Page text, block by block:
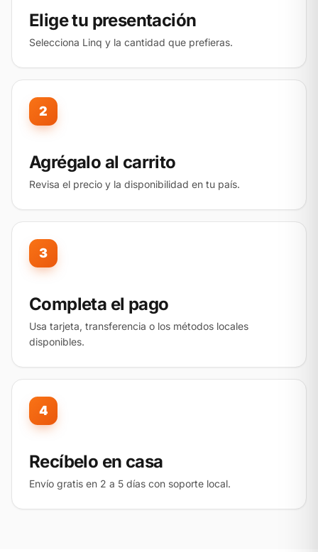
Elige tu presentación
Selecciona Linq y la cantidad que prefieras.
2
Agrégalo al carrito
Revisa el precio y la disponibilidad en tu país.
3
Completa el pago
Usa tarjeta, transferencia o los métodos locales
disponibles.
4
Recíbelo en casa
Envío gratis en 2 a 5 días con soporte local.